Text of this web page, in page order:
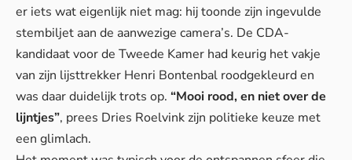
er iets wat eigenlijk niet mag: hij toonde zijn ingevulde
stembiljet aan de aanwezige camera’s. De CDA-
kandidaat voor de Tweede Kamer had keurig het vakje
van zijn lijsttrekker Henri Bontenbal roodgekleurd en
was daar duidelijk trots op. “Mooi rood, en niet over de
lijntjes”, prees Dries Roelvink zijn politieke keuze met
een glimlach.